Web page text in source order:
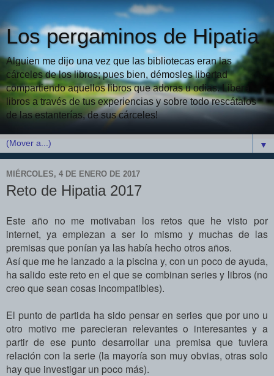
Los pergaminos de Hipatia
Alguien me dijo una vez que las bibliotecas eran las
cárceles de los libros; pues bien, démosles libertad
compartiendo aquellos libros que adoras u odias. Libera
libros a través de tus experiencias y sobre todo rescátalos
de las estanterías, de sus cárceles!
▼
MIÉRCOLES, 4 DE ENERO DE 2017
Reto de Hipatia 2017
Este año no me motivaban los retos que he visto por
internet, ya empiezan a ser lo mismo y muchas de las
premisas que ponían ya las había hecho otros años.
Así que me he lanzado a la piscina y, con un poco de ayuda,
ha salido este reto en el que se combinan series y libros (no
creo que sean cosas incompatibles).
El punto de partida ha sido pensar en series que por uno u
otro motivo me parecieran relevantes o interesantes y a
partir de ese punto desarrollar una premisa que tuviera
relación con la serie (la mayoría son muy obvias, otras solo
hay que investigar un poco más).